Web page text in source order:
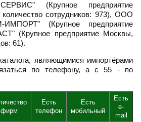
(Крупное предприятие
количество сотрудников: 973), ООО
(Крупное предприятие
(Крупное предприятие Москвы,
61).
являющимися импортёрами
по телефону, а с 55 - по
фирм
Есть
телефон
Есть
мобильный
Есть
e-
mail